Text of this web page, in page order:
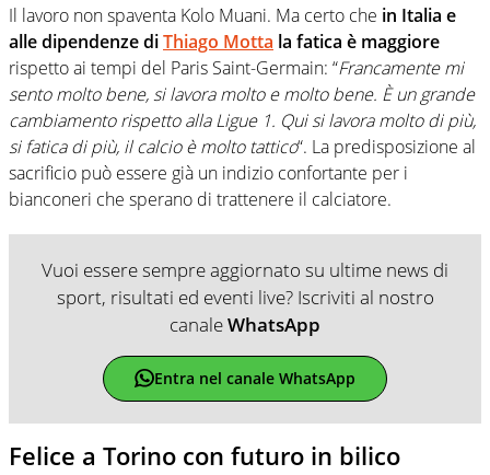
Il lavoro non spaventa Kolo Muani. Ma certo che in Italia e
alle dipendenze diThiago Motta la fatica è maggiore
rispetto ai tempi del Paris Saint-Germain: “Francamente mi
sento molto bene, si lavora molto e molto bene. È un grande
cambiamento rispetto alla Ligue 1. Qui si lavora molto di più,
si fatica di più, il calcio è molto tattico“. La predisposizione al
sacrificio può essere già un indizio confortante per i
bianconeri che sperano di trattenere il calciatore.
Vuoi essere sempre aggiornato su ultime news di
sport, risultati ed eventi live? Iscriviti al nostro
canaleWhatsApp
Entra nel canale WhatsApp
Felice a Torino con futuro in bilico